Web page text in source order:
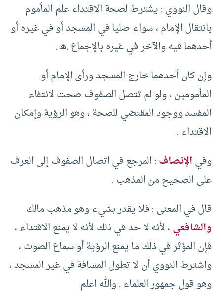
وقال النووي : يشترط لصحة الاقتداء علم المأموم
بانتقال الإمام ، سواء صليا في المسجد أو في غيره أو
أحدهما فيه والآخر في غيره بالإجماع .هـ .
وإن كان أحدهما خارج المسجد ورأى الإمام أو
المأمومين ، ولو لم تتصل الصفوف صحت لانتفاء
المفسد ووجود المقتضي للصحة ، وهو الرؤية وإمكان
الاقتداء .
وفيالإنصاف: المرجع في اتصال الصفوف إلى العرف
على الصحيح من المذهب .
قال في المعنى : فلا يقدر بشيء وهو مذهب مالك
والشافعي، لأنه لا حد في ذلك لأنه لا يمنع الاقتداء ،
فإن المؤثر في ذلك ما يمنع الرؤية أو سماع الصوت ،
واشترط النووي أن لا تطول المسافة في غير المسجد ،
وهو قول جمهور العلماء . والله اعلم